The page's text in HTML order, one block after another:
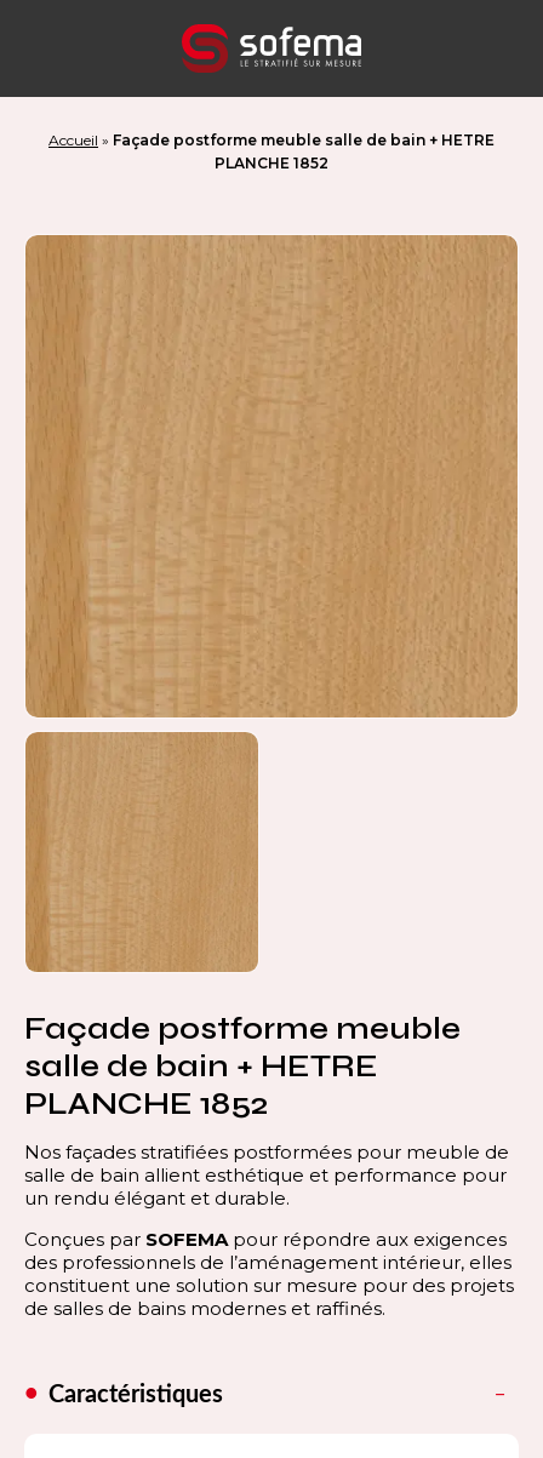
Accueil » Façade postforme meuble salle de bain + HETRE
PLANCHE 1852
Façade postforme meuble
salle de bain + HETRE
PLANCHE 1852
Nos façades stratifiées postformées pour meuble de
salle de bain allient esthétique et performance pour
un rendu élégant et durable.
Conçues par SOFEMApour répondre aux exigences
des professionnels de l’aménagement intérieur, elles
constituent une solution sur mesure pour des projets
de salles de bains modernes et raffinés.
Caractéristiques